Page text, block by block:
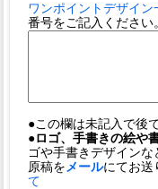
ワンポイントデザイン
番号をご記入ください。
●この欄は未記入で後
●ロゴ、手書きの絵や
ゴや手書きデザイン
原稿を メールにてお送
て